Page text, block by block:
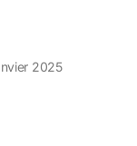
2025